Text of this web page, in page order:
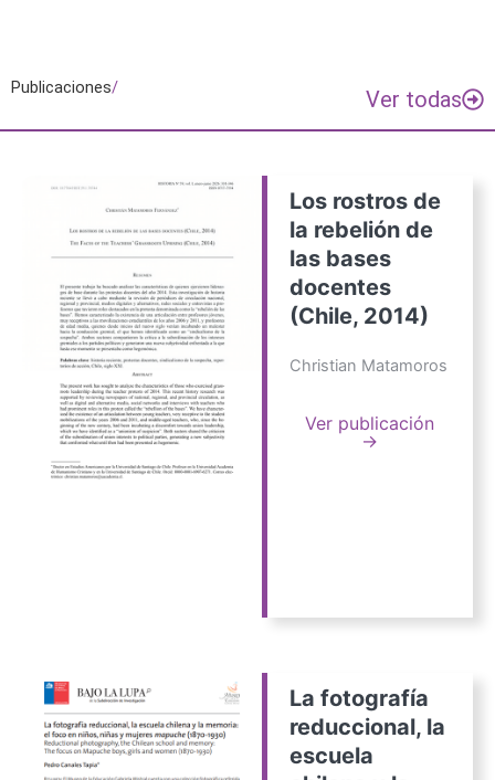
Publicaciones/ Ver todas
Los rostros de
la rebelión de
las bases
docentes
(Chile, 2014)
Christian Matamoros
Ver publicación
→
La fotografía
reduccional, la
escuela